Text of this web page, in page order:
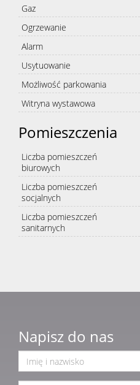
Gaz
Ogrzewanie
Alarm
Usytuowanie
Możliwość parkowania
Witryna wystawowa
Pomieszczenia
Liczba pomieszczeń
biurowych
Liczba pomieszczeń
socjalnych
Liczba pomieszczeń
sanitarnych
Napisz do nas